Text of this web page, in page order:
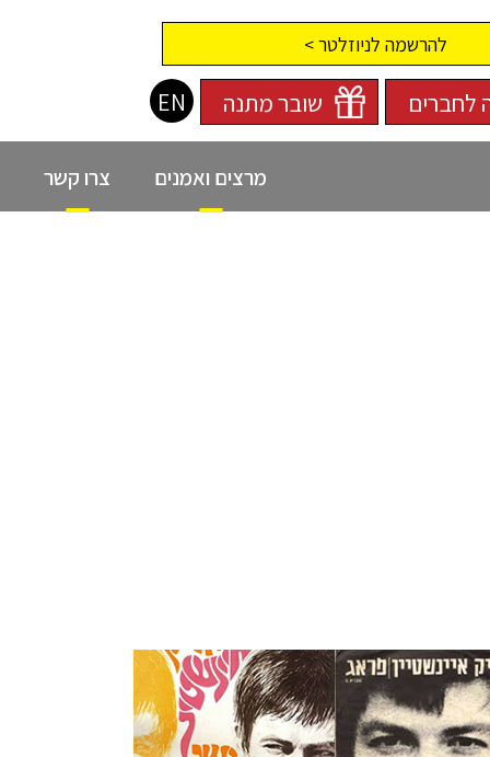
להרשמה לניוזלטר >
EN לחברים שובר מתנה
מרצים ואמנים צרו קשר